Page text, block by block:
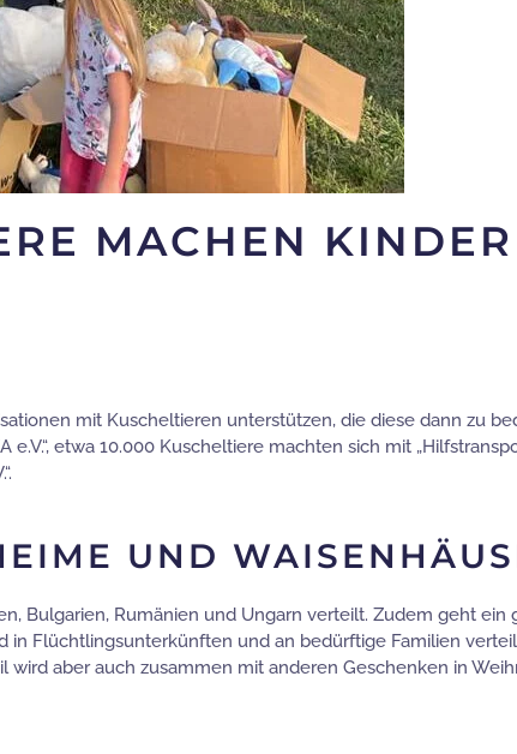
MACHEN KINDER
mit Kuscheltieren unterstützen, die diese dann zu
etwa 10.000 Kuscheltiere machten sich mit
UND
Bulgarien, Rumänien und Ungarn verteilt. Zudem geht ein
Flüchtlingsunterkünften und an bedürftige Familien
aber auch zusammen mit anderen Geschenken in